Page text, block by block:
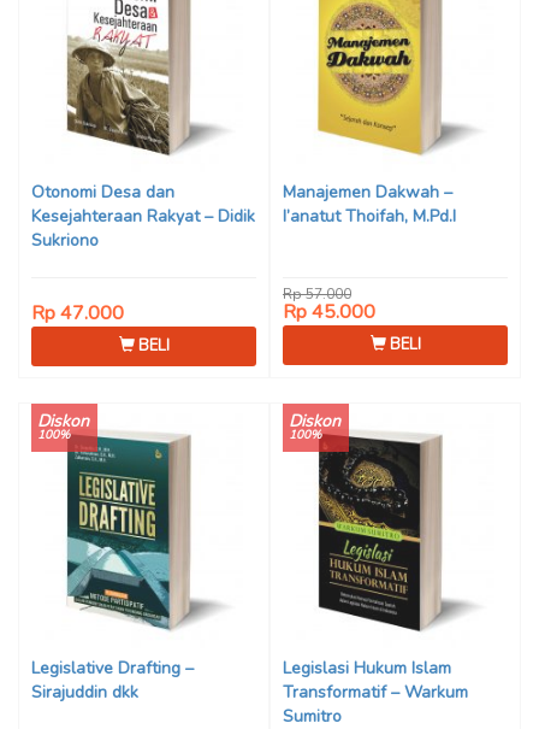
Otonomi Desa dan
Kesejahteraan Rakyat – Didik
Sukriono
Rp 47.000
BELI
Manajemen Dakwah –
I’anatut Thoifah, M.Pd.I
Rp 57.000
Rp 45.000
BELI
Diskon
100%
Legislative Drafting –
Sirajuddin dkk
Diskon
100%
Legislasi Hukum Islam
Transformatif – Warkum
Sumitro